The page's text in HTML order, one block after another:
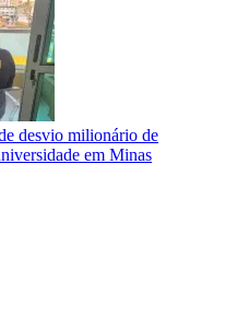
desvio milionário de
em Minas